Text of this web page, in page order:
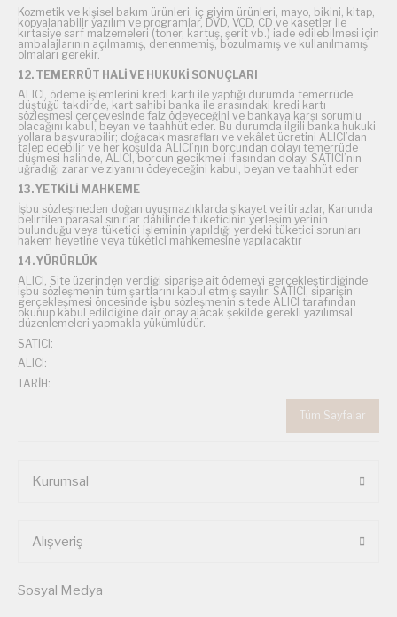
Kozmetik ve kişisel bakım ürünleri, iç giyim ürünleri, mayo, bikini, kitap,
kopyalanabilir yazılım ve programlar, DVD, VCD, CD ve kasetler ile
kırtasiye sarf malzemeleri (toner, kartuş, şerit vb.) iade edilebilmesi için
ambalajlarının açılmamış, denenmemiş, bozulmamış ve kullanılmamış
olmaları gerekir.
12. TEMERRÜT HALİ VE HUKUKİ SONUÇLARI
ALICI, ödeme işlemlerini kredi kartı ile yaptığı durumda temerrüde
düştüğü takdirde, kart sahibi banka ile arasındaki kredi kartı
sözleşmesi çerçevesinde faiz ödeyeceğini ve bankaya karşı sorumlu
olacağını kabul, beyan ve taahhüt eder. Bu durumda ilgili banka hukuki
yollara başvurabilir; doğacak masrafları ve vekâlet ücretini ALICI’dan
talep edebilir ve her koşulda ALICI’nın borcundan dolayı temerrüde
düşmesi halinde, ALICI, borcun gecikmeli ifasından dolayı SATICI’nın
uğradığı zarar ve ziyanını ödeyeceğini kabul, beyan ve taahhüt eder
13. YETKİLİ MAHKEME
İşbu sözleşmeden doğan uyuşmazlıklarda şikayet ve itirazlar, Kanunda
belirtilen parasal sınırlar dâhilinde tüketicinin yerleşim yerinin
bulunduğu veya tüketici işleminin yapıldığı yerdeki tüketici sorunları
hakem heyetine veya tüketici mahkemesine yapılacaktır
14. YÜRÜRLÜK
ALICI, Site üzerinden verdiği siparişe ait ödemeyi gerçekleştirdiğinde
işbu sözleşmenin tüm şartlarını kabul etmiş sayılır. SATICI, siparişin
gerçekleşmesi öncesinde işbu sözleşmenin sitede ALICI tarafından
okunup kabul edildiğine dair onay alacak şekilde gerekli yazılımsal
düzenlemeleri yapmakla yükümlüdür.
SATICI:
ALICI:
TARİH:
Tüm Sayfalar
Kurumsal
Alışveriş
Sosyal Medya